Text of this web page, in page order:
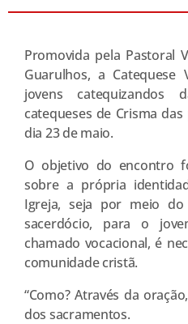
Promovida pela Pastoral
Guarulhos, a Catequese
jovens catequizandos
catequeses de Crisma
dia 23 de maio.
O objetivo do encontro
sobre a própria
Igreja, seja por meio
sacerdócio, para o
chamado vocacional, é
comunidade cristã.
“Como? Através da
dos sacramentos.